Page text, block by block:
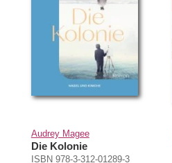
Audrey Magee
Die Kolonie
ISBN 978-3-312-01289-3